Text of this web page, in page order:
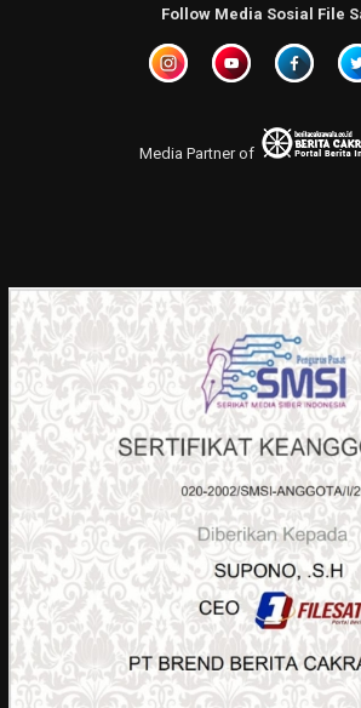
Follow Media Sosial File
Media Partner of